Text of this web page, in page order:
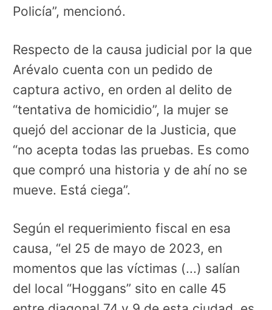
Policía”, mencionó.
Respecto de la causa judicial por la que
Arévalo cuenta con un pedido de
captura activo, en orden al delito de
“tentativa de homicidio”, la mujer se
quejó del accionar de la Justicia, que
“no acepta todas las pruebas. Es como
que compró una historia y de ahí no se
mueve. Está ciega”.
Según el requerimiento fiscal en esa
causa, “el 25 de mayo de 2023, en
momentos que las víctimas (...) salían
del local “Hoggans” sito en calle 45